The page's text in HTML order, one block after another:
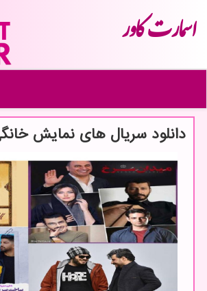
اسمارت كاور
دانلود سریال های نمایش